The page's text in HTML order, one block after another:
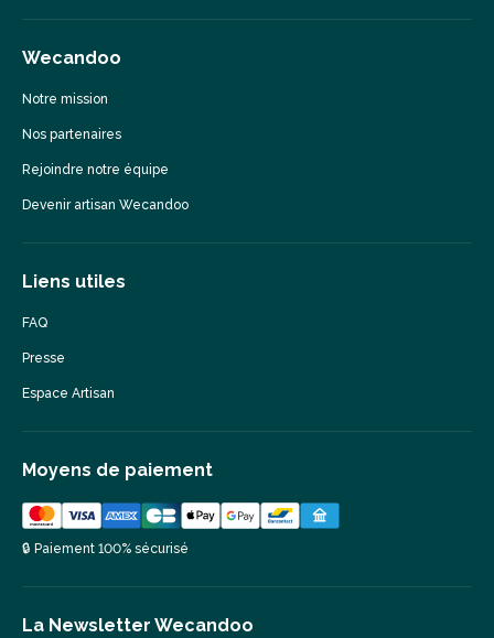
Wecandoo
Notre mission
Nos partenaires
Rejoindre notre équipe
Devenir artisan Wecandoo
Liens utiles
FAQ
Presse
Espace Artisan
Moyens de paiement
🔒 Paiement 100% sécurisé
La Newsletter Wecandoo